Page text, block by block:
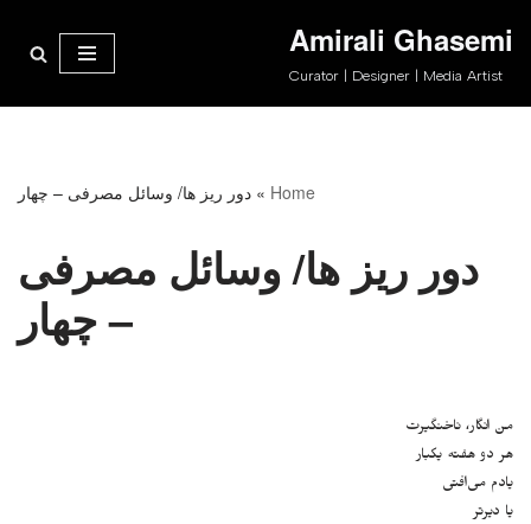
Amirali Ghasemi
Curator | Designer | Media Artist
Home
» دور ریز ها/ وسائل مصرفی – چهار
دور ریز ها/ وسائل مصرفی
– چهار
من انگار، ناخنگیرت
هر دو هفته یکبار
یادم می‌افتی
یا دیرتر